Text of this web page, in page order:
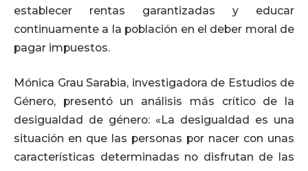
establecer rentas garantizadas y educar
continuamente a la población en el deber moral de
pagar impuestos.
Mónica Grau Sarabia, investigadora de Estudios de
Género, presentó un análisis más crítico de la
desigualdad de género: «La desigualdad es una
situación en que las personas por nacer con unas
características determinadas no disfrutan de las